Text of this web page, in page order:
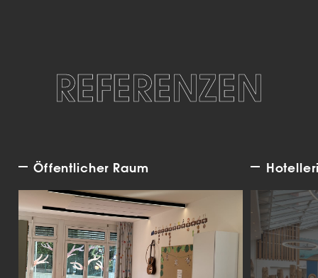
REFERENZEN
Öffentlicher Raum